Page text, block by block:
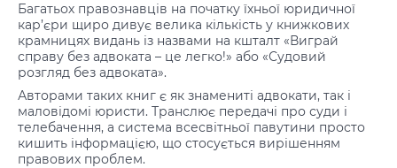
Багатьох правознавців на початку їхньої юридичної
кар’єри щиро дивує велика кількість у книжкових
крамницях видань із назвами на кшталт «Виграй
справу без адвоката – це легко!» або «Судовий
розгляд без адвоката».
Авторами таких книг є як знамениті адвокати, так і
маловідомі юристи. Транслює передачі про суди і
телебачення, а система всесвітньої павутини просто
кишить інформацією, що стосується вирішенням
правових проблем.